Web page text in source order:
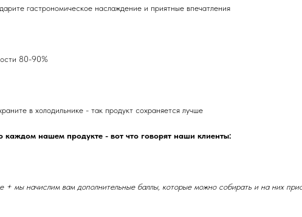
гастрономическое наслаждение и приятные впечатления
80-90%
в холодильнике - так продукт сохраняется лучше
нашем продукте - вот что говорят наши клиенты:
+ мы начислим вам дополнительные баллы, которые можно собирать и на них